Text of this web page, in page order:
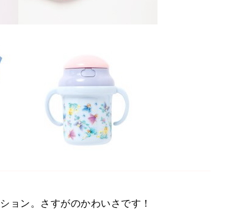
ョン。さすがのかわいさです！